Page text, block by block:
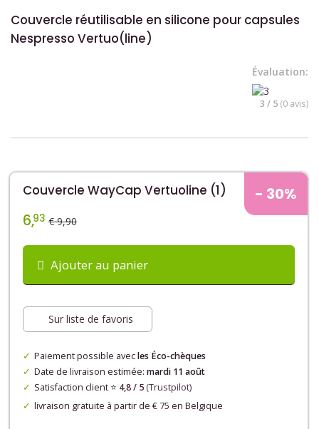
Couvercle réutilisable en silicone pour capsules
Nespresso Vertuo(line)
Évaluation:
3 / 5 (0 avis)
- 30%
Couvercle WayCap Vertuoline (1)
6,93 € 9,90
Ajouter au panier
Sur liste de favoris
Paiement possible avecles Éco-chèques
Date de livraison estimée: mardi 11 août
Satisfaction client ⭐️ 4,8 / 5(Trustpilot)
livraison gratuite à partir de € 75 en Belgique